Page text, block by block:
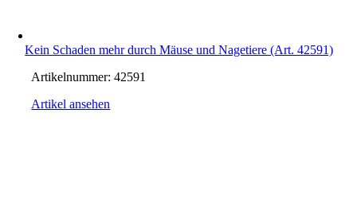
Kein Schaden mehr durch Mäuse und Nagetiere (Art. 42591)
Artikelnummer:42591
Artikel ansehen